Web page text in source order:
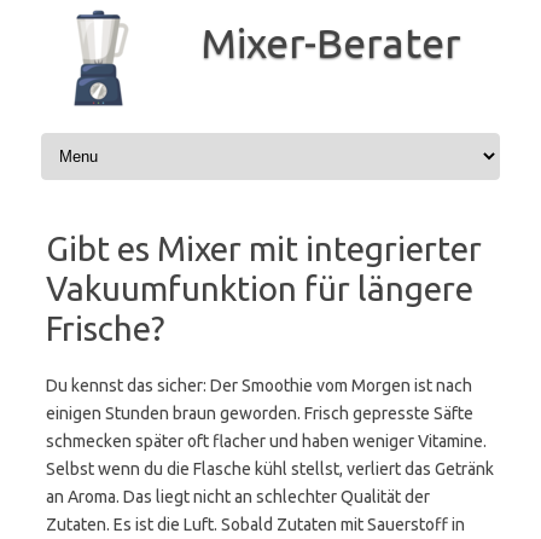
springen
Mixer-Berater
Gibt es Mixer mit integrierter
Vakuumfunktion für längere
Frische?
Du kennst das sicher: Der Smoothie vom Morgen ist nach
einigen Stunden braun geworden. Frisch gepresste Säfte
schmecken später oft flacher und haben weniger Vitamine.
Selbst wenn du die Flasche kühl stellst, verliert das Getränk
an Aroma. Das liegt nicht an schlechter Qualität der
Zutaten. Es ist die Luft. Sobald Zutaten mit Sauerstoff in